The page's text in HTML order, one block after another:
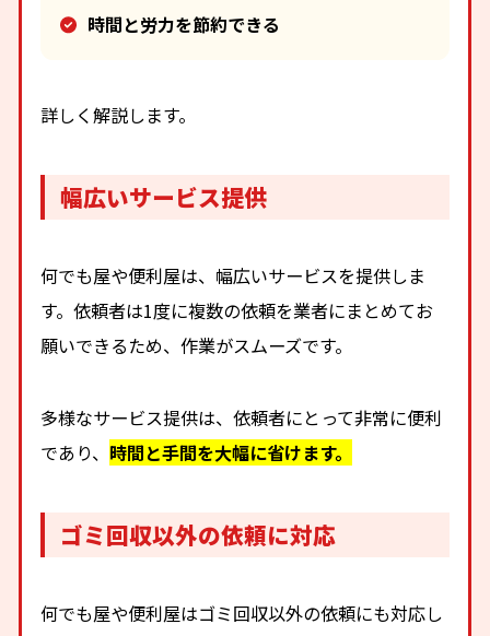
時間と労力を節約できる
詳しく解説します。
幅広いサービス提供
何でも屋や便利屋は、幅広いサービスを提供しま
す。依頼者は1度に複数の依頼を業者にまとめてお
願いできるため、作業がスムーズです。
多様なサービス提供は、依頼者にとって非常に便利
であり、 時間と手間を大幅に省けます。
ゴミ回収以外の依頼に対応
何でも屋や便利屋はゴミ回収以外の依頼にも対応し